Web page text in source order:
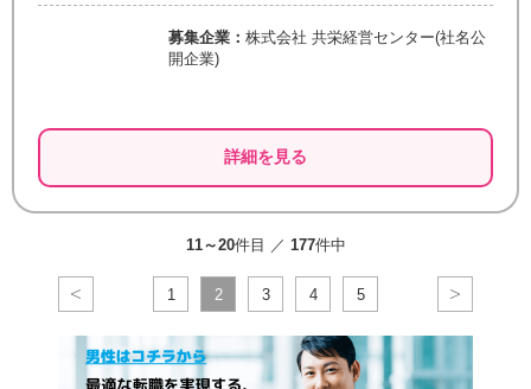
募集企業： 株式会社 共栄経営センター(社名公
開企業)
詳細を見る
11～20件目 ／ 177件中
1 2 3 4 5